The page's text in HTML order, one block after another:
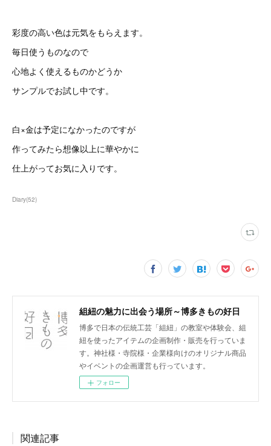
彩度の高い色は元気をもらえます。
毎日使うものなので
心地よく使えるものかどうか
サンプルでお試し中です。
白×金は予定になかったのですが
作ってみたら想像以上に華やかに
仕上がってお気に入りです。
Diary(52)
組紐の魅力に出会う場所～博多きもの好日
博多で日本の伝統工芸「組紐」の教室や体験会、組
紐を使ったアイテムの企画制作・販売を行っていま
す。神社様・寺院様・企業様向けのオリジナル商品
やイベントの企画運営も行っています。
フォロー
関連記事